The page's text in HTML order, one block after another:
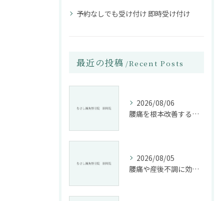
予約なしでも受け付け 即時受け付け
最近の投稿 Recent Posts
2026/08/06
腰痛を根本改善する整骨院の施術とアドバイスの重要性
2026/08/05
腰痛や産後不調に効く整骨院の施術と姿勢改善法